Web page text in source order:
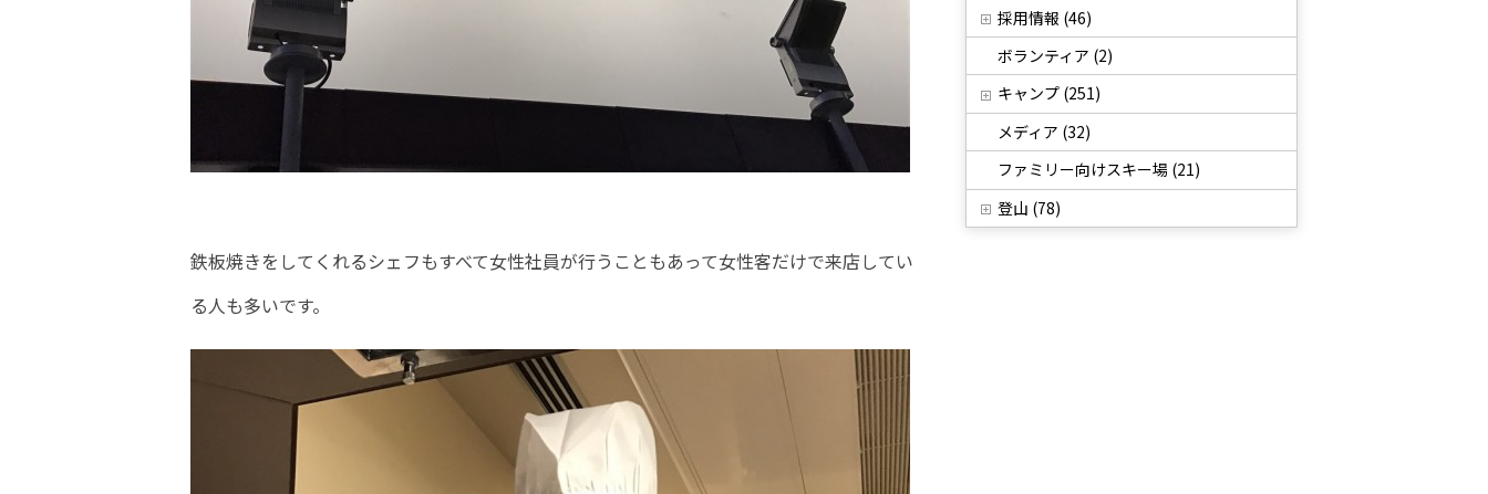
鉄板焼きをしてくれるシェフもすべて女性社員が行うこともあって女性客だけで来店してい
る人も多いです。
採用情報 (46)
ボランティア (2)
キャンプ (251)
メディア (32)
ファミリー向けスキー場 (21)
登山 (78)